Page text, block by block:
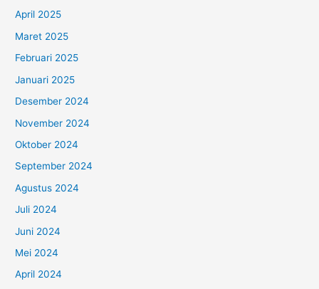
April 2025
Maret 2025
Februari 2025
Januari 2025
Desember 2024
November 2024
Oktober 2024
September 2024
Agustus 2024
Juli 2024
Juni 2024
Mei 2024
April 2024